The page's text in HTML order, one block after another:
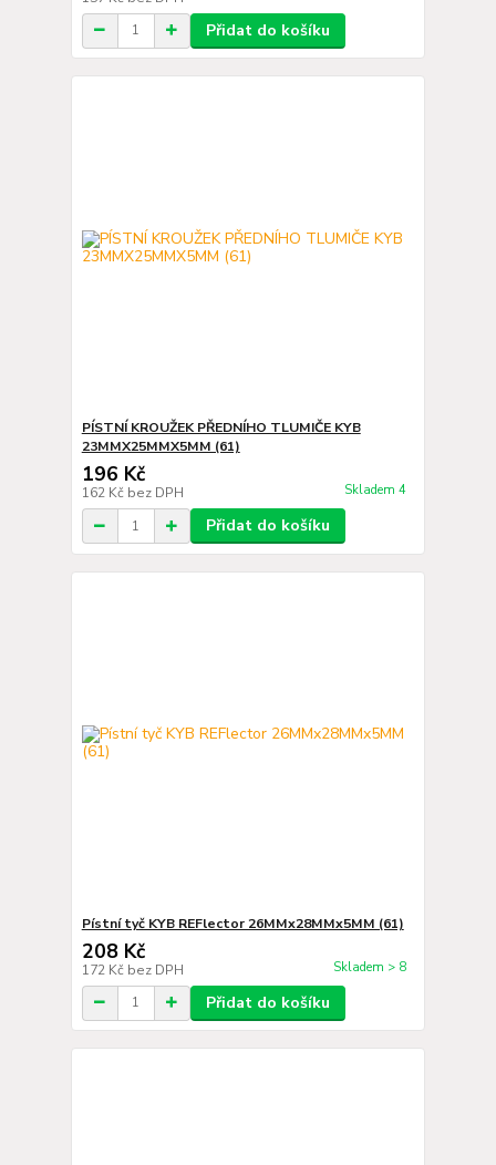
Přidat do košíku
PÍSTNÍ KROUŽEK PŘEDNÍHO TLUMIČE KYB
23MMX25MMX5MM (61)
196 Kč
162 Kč bez DPH Skladem 4
Přidat do košíku
Pístní tyč KYB REFlector 26MMx28MMx5MM (61)
208 Kč
172 Kč bez DPH Skladem > 8
Přidat do košíku